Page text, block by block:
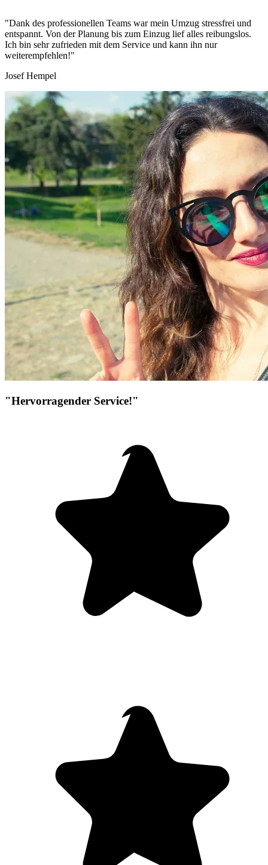
"Dank des professionellen Teams war mein Umzug stressfrei und
entspannt. Von der Planung bis zum Einzug lief alles reibungslos.
Ich bin sehr zufrieden mit dem Service und kann ihn nur
weiterempfehlen!"
Josef Hempel
"Hervorragender Service!"